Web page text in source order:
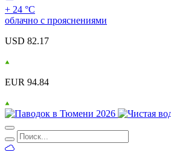
+ 24 °С
облачно с прояснениями
USD 82.17
EUR 94.84